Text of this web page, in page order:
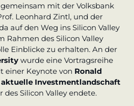
mit der Volksbank
Leonhard Zintl, und der
auf den Weg ins Silicon Valley
Rahmen des Silicon Valley
Einblicke zu erhalten. An der
wurde eine Vortragsreihe
einer Keynote von Ronald
aktuelle Investmentlandschaft
Silicon Valley endete.